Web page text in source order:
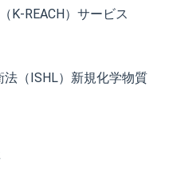
K-REACH）サービス
法（ISHL）新規化学物質